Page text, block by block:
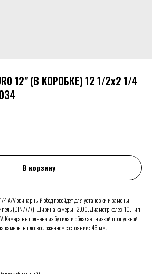
12" (В КОРОБКЕ) 12 1/2x2 1/4
В корзину
4 A/V одинарный обод подойдет для установки и замены
(DIN7777). Ширина камеры: 2.00. Диаметр колес: 10. Тип
выполнена из бутила и обладает низкой пропускной
камеры в плоскосложенном состоянии: 45 мм.